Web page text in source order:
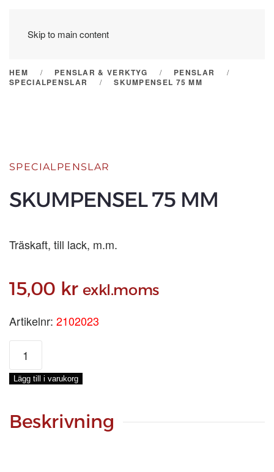
Skip to main content
HEM PENSLAR & VERKTYG
PENSLAR
SPECIALPENSLAR
SKUMPENSEL 75 MM
SPECIALPENSLAR
SKUMPENSEL 75 MM
Träskaft, till lack, m.m.
15,00 kr exkl.moms
Artikelnr: 2102023
SKUMPENSEL
MM
mängd
Lägg till i varukorg
Beskrivning